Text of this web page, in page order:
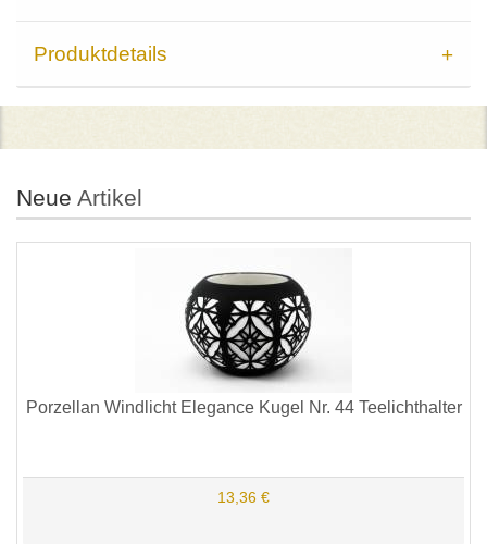
Produktdetails
Neue Artikel
Porzellan Windlicht Elegance Kugel Nr. 44 Teelichthalter
13,36 €